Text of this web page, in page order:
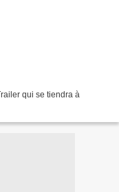
qui se tiendra à